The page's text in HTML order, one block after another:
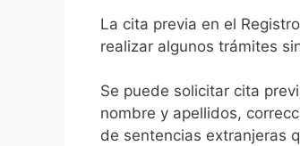
​​​​​​​​​​​​​​​​​​​​​​​​​​​​La cita previa en el
realizar algunos trámites
Se puede solicitar cita
nombre y apellidos,
de sentencias extranjeras